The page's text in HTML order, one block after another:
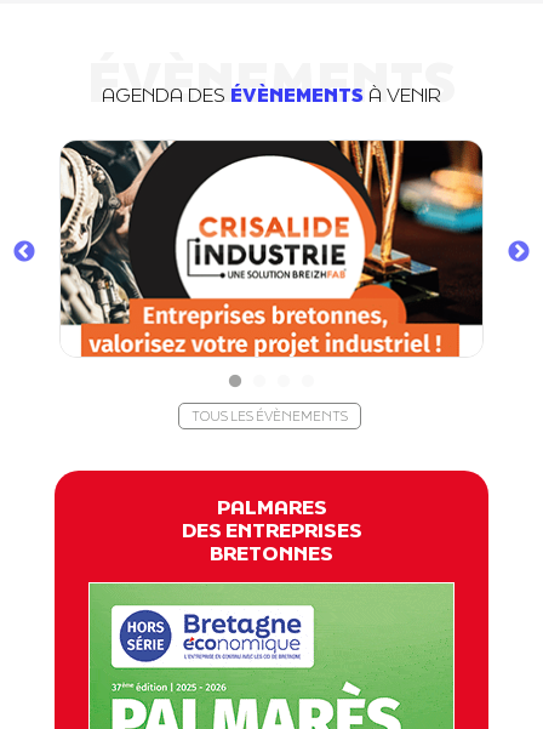
ÉVÈNEMENTS
AGENDA DES ÉVÈNEMENTS À VENIR
TOUS LES ÉVÈNEMENTS
PALMARES
DES ENTREPRISES
BRETONNES